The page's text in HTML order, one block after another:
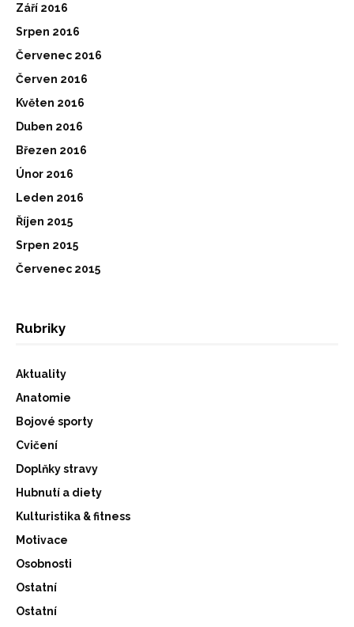
Září 2016
Srpen 2016
Červenec 2016
Červen 2016
Květen 2016
Duben 2016
Březen 2016
Únor 2016
Leden 2016
Říjen 2015
Srpen 2015
Červenec 2015
Rubriky
Aktuality
Anatomie
Bojové sporty
Cvičení
Doplňky stravy
Hubnutí a diety
Kulturistika & fitness
Motivace
Osobnosti
Ostatní
Ostatní